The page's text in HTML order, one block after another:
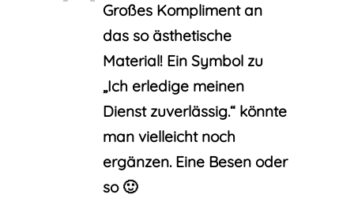
Großes Kompliment an
das so ästhetische
Material! Ein Symbol zu
„Ich erledige meinen
Dienst zuverlässig.“ könnte
man vielleicht noch
ergänzen. Eine Besen oder
so 🙂